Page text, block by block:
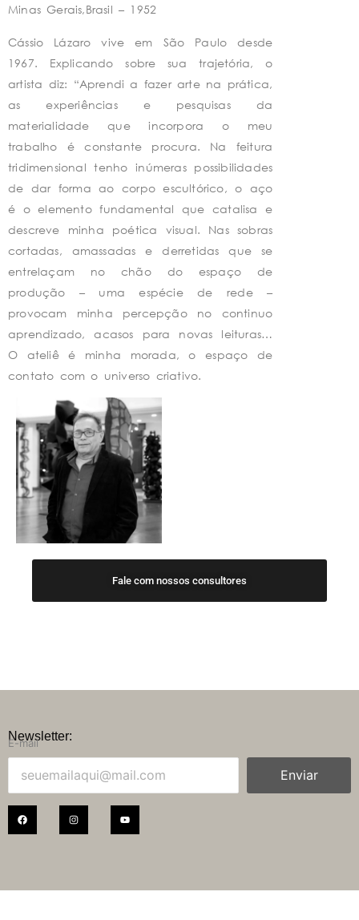
Minas Gerais,Brasil – 1952
Cássio Lázaro vive em São Paulo desde
1967. Explicando sobre sua trajetória, o
artista diz: “Aprendi a fazer arte na prática,
as experiências e pesquisas da
materialidade que incorpora o meu
trabalho é constante procura. Na feitura
tridimensional tenho inúmeras possibilidades
de dar forma ao corpo escultórico, o aço
é o elemento fundamental que catalisa e
descreve minha poética visual. Nas sobras
cortadas, amassadas e derretidas que se
entrelaçam no chão do espaço de
produção – uma espécie de rede –
provocam minha percepção no continuo
aprendizado, acasos para novas leituras…
O ateliê é minha morada, o espaço de
contato com o universo criativo.
Fale com nossos consultores
Newsletter:
E-mail
Enviar